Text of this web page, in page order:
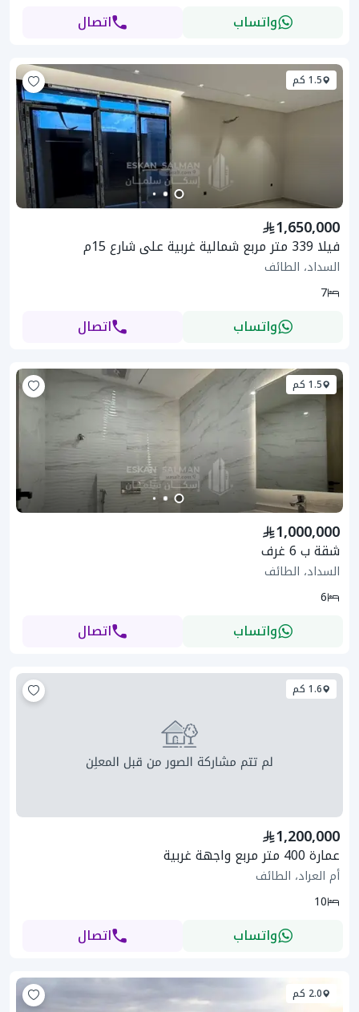
واتساب اتصال
1.5 كم
1,650,000
فيلا 339 متر مربع شمالية غربية على شارع 15م
السداد، الطائف
7
واتساب اتصال
1.5 كم
1,000,000
شقة ب 6 غرف
السداد، الطائف
6
واتساب اتصال
1.6 كم
1,200,000
عمارة 400 متر مربع واجهة غربية
أم العراد، الطائف
10
واتساب اتصال
2.0 كم